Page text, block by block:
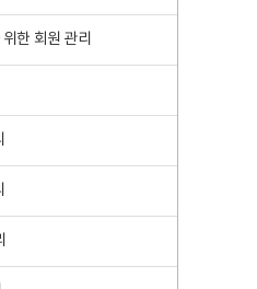
한 회원 관리